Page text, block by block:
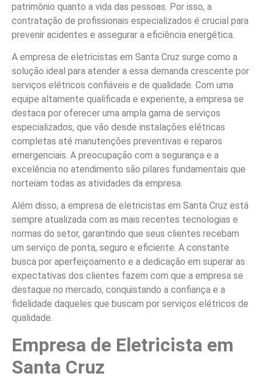
patrimônio quanto a vida das pessoas. Por isso, a
contratação de profissionais especializados é crucial para
prevenir acidentes e assegurar a eficiência energética.
A empresa de eletricistas em Santa Cruz surge como a
solução ideal para atender a essa demanda crescente por
serviços elétricos confiáveis e de qualidade. Com uma
equipe altamente qualificada e experiente, a empresa se
destaca por oferecer uma ampla gama de serviços
especializados, que vão desde instalações elétricas
completas até manutenções preventivas e reparos
emergenciais. A preocupação com a segurança e a
excelência no atendimento são pilares fundamentais que
norteiam todas as atividades da empresa.
Além disso, a empresa de eletricistas em Santa Cruz está
sempre atualizada com as mais recentes tecnologias e
normas do setor, garantindo que seus clientes recebam
um serviço de ponta, seguro e eficiente. A constante
busca por aperfeiçoamento e a dedicação em superar as
expectativas dos clientes fazem com que a empresa se
destaque no mercado, conquistando a confiança e a
fidelidade daqueles que buscam por serviços elétricos de
qualidade.
Empresa de Eletricista em
Santa Cruz